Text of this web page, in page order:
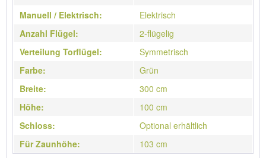
Manuell / Elektrisch:
Elektrisch
Anzahl Flügel:
2-flügelig
Verteilung Torflügel:
Symmetrisch
Farbe:
Grün
Breite:
300 cm
Höhe:
100 cm
Schloss:
Optional erhältlich
Für Zaunhöhe:
103 cm